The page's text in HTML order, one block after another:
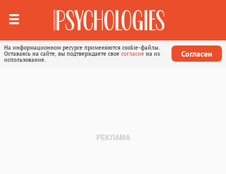
На информационном ресурсе применяются cookie-файлы.
Оставаясь на сайте, вы подтверждаете свое согласие на их
использование.
Согласен